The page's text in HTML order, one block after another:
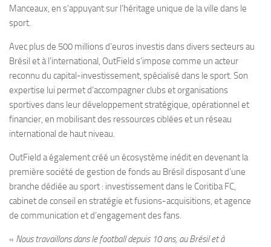
Manceaux, en s’appuyant sur l’héritage unique de la ville dans le
sport.
Avec plus de 500 millions d’euros investis dans divers secteurs au
Brésil et à l’international, OutField s’impose comme un acteur
reconnu du capital-investissement, spécialisé dans le sport. Son
expertise lui permet d’accompagner clubs et organisations
sportives dans leur développement stratégique, opérationnel et
financier, en mobilisant des ressources ciblées et un réseau
international de haut niveau.
OutField a également créé un écosystème inédit en devenant la
première société de gestion de fonds au Brésil disposant d’une
branche dédiée au sport : investissement dans le Coritiba FC,
cabinet de conseil en stratégie et fusions-acquisitions, et agence
de communication et d’engagement des fans.
« Nous travaillons dans le football depuis 10 ans, au Brésil et à